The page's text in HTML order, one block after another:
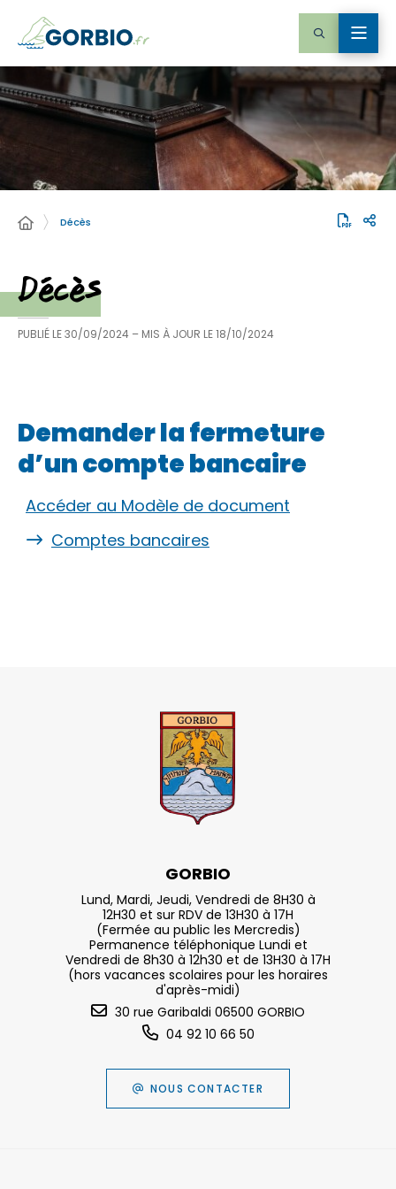
Décès
Décès
PUBLIÉ LE30/09/2024 – MIS À JOUR LE18/10/2024
Demander la fermeture
d’un compte bancaire
Accéder au Modèle de document
Comptes bancaires
GORBIO
Lund, Mardi, Jeudi, Vendredi de 8H30 à
12H30 et sur RDV de 13H30 à 17H
(Fermée au public les Mercredis)
Permanence téléphonique Lundi et
Vendredi de 8h30 à 12h30 et de 13H30 à 17H
(hors vacances scolaires pour les horaires
d'après-midi)
30 rue Garibaldi 06500 GORBIO
04 92 10 66 50
NOUS CONTACTER